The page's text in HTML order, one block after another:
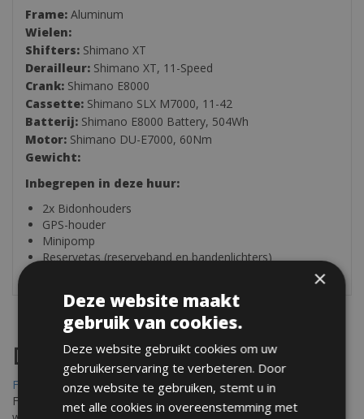
Frame: Aluminum
Wielen:
Shifters: Shimano XT
Derailleur: Shimano XT, 11-Speed
Crank: Shimano E8000
Cassette: Shimano SLX M7000, 11-42
Batterij: Shimano E8000 Battery, 504Wh
Motor: Shimano DU-E7000, 60Nm
Gewicht:
Inbegrepen in deze huur:
2x Bidonhouders
GPS-houder
Minipomp
Reservetas (reserveband en bandenlichters)
Destinations
Frejus Fietsverhuur
Fréjus en Saint-Raphaël liggen aan de Middellandse Zee en
×
Deze website maakt
gebruik van cookies.
Deze website gebruikt cookies om uw
gebruikerservaring te verbeteren. Door
onze website te gebruiken, stemt u in
met alle cookies in overeenstemming met